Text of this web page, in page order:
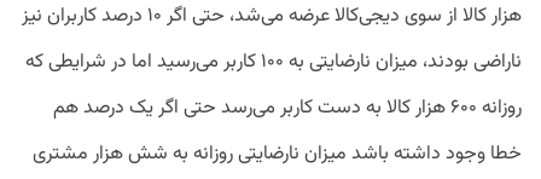
هزار کالا از سوی دیجی‌کالا عرضه می‌شد، حتی اگر ۱۰ درصد کاربران نیز
ناراضی بودند، میزان نارضایتی به ۱۰۰ کاربر می‌رسید اما در شرایطی که
روزانه ۶۰۰ هزار کالا به دست کاربر می‌رسد حتی اگر یک درصد هم
خطا وجود داشته باشد میزان نارضایتی روزانه به شش هزار مشتری